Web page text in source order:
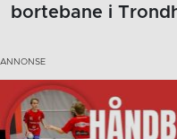
bortebane i